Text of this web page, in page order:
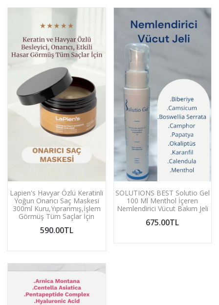
Lapien's Havyar Özlü Keratinli
Yoğun Onarıcı Saç Maskesi
300ml Kuru,Yıpranmış,İşlem
Görmüş Tüm Saçlar İçin
590.00TL
SOLUTIONS BEST Solutio Gel
100 Ml Menthol İçeren
Nemlendirici Vücut Bakım Jeli
675.00TL